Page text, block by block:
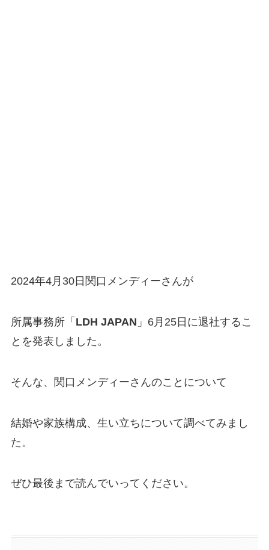
2024年4月30日関口メンディーさんが
所属事務所「 LDH JAPAN 」6月25日に退社するこ
とを発表しました。
そんな、関口メンディーさんのことについて
結婚や家族構成、生い立ちについて調べてみまし
た。
ぜひ最後まで読んでいってください。